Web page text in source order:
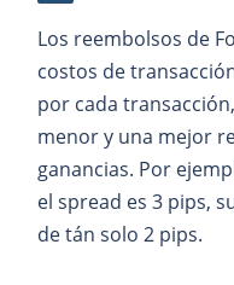
Los reembolsos de
costos de
por cada
menor y una mejor
ganancias. Por
el spread es 3 pips,
de tán solo 2 pips.